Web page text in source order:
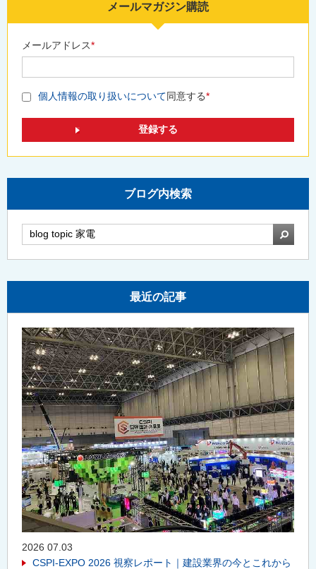
メールマガジン購読
メールアドレス*
個人情報の取り扱いについて同意する*
ブログ内検索
検索
最近の記事
2026 07.03
CSPI-EXPO 2026 視察レポート｜建設業界の今とこれから